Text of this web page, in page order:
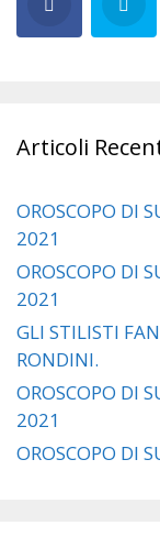
Articoli
OROSCOPO DI
2021
OROSCOPO DI
2021
GLI STILISTI
RONDINI.
OROSCOPO DI
2021
OROSCOPO DI